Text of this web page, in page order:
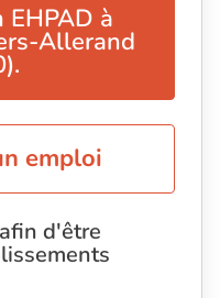
EHPAD à
Allerand
emploi
d'être